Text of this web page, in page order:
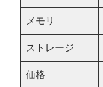
メモリ
ストレージ
価格